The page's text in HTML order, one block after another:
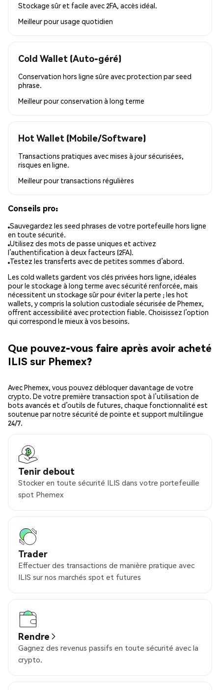
Stockage sûr et facile avec 2FA, accès idéal.
Meilleur pourusage quotidien
Cold Wallet (Auto-géré)
Conservation hors ligne sûre avec protection par seed
phrase.
Meilleur pourconservation à long terme
Hot Wallet (Mobile/Software)
Transactions pratiques avec mises à jour sécurisées,
risques en ligne.
Meilleur pour transactions régulières
Conseils pro:
Sauvegardez les seed phrases de votre portefeuille hors ligne
en toute sécurité.
Utilisez des mots de passe uniques et activez
l’authentification à deux facteurs (2FA).
Testez les transferts avec de petites sommes d’abord.
Les cold wallets gardent vos clés privées hors ligne, idéales
pour le stockage à long terme avec sécurité renforcée, mais
nécessitent un stockage sûr pour éviter la perte ; les hot
wallets, y compris la solution custodiale sécurisée de Phemex,
offrent accessibilité avec protection fiable. Choisissez l’option
qui correspond le mieux à vos besoins.
Que pouvez-vous faire après avoir acheté
ILIS sur Phemex?
Avec Phemex, vous pouvez débloquer davantage de votre
crypto. De votre première transaction spot à l’utilisation de
bots avancés et d’outils de futures, chaque fonctionnalité est
soutenue par notre sécurité de pointe et support multilingue
24/7.
Tenir debout
Stocker en toute sécurité ILIS dans votre portefeuille
spot Phemex
Trader
Effectuer des transactions de manière pratique avec
ILIS sur nos marchés spot et futures
Rendre
Gagnez des revenus passifs en toute sécurité avec la
crypto.